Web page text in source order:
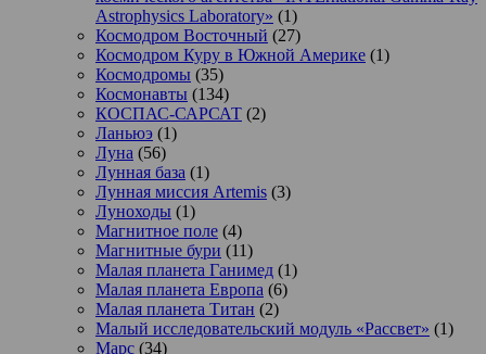
Astrophysics Laboratory» (1)
Космодром Восточный (27)
Космодром Куру в Южной Америке (1)
Космодромы (35)
Космонавты (134)
КОСПАС-САРСАТ (2)
Ланьюэ (1)
Луна (56)
Лунная база (1)
Лунная миссия Artemis (3)
Луноходы (1)
Магнитное поле (4)
Магнитные бури (11)
Малая планета Ганимед (1)
Малая планета Европа (6)
Малая планета Титан (2)
Малый исследовательский модуль «Рассвет» (1)
Марс (34)